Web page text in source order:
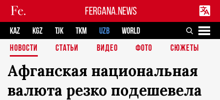
FERGANA.NEWS
KAZ KGZ TJK TKM UZB
WORLD
НОВОСТИ
СТАТЬИ ВИДЕО ФОТО СЮЖЕТЫ
Афганская национальная
валюта резко подешевела